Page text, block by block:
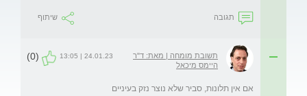
תגובה שיתוף
תשובת מומחה | מאת: ד"ר
היימס מיכאל
24.01.23 | 13:05
(0)
אם אין תלונות, סביר שלא נוצר נזק בעיניים